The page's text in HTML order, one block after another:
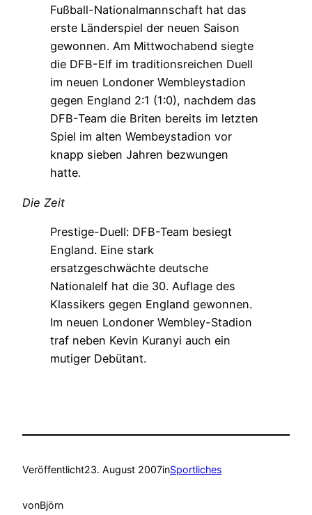
Fußball-Nationalmannschaft hat das
erste Länderspiel der neuen Saison
gewonnen. Am Mittwochabend siegte
die DFB-Elf im traditionsreichen Duell
im neuen Londoner Wembleystadion
gegen England 2:1 (1:0), nachdem das
DFB-Team die Briten bereits im letzten
Spiel im alten Wembeystadion vor
knapp sieben Jahren bezwungen
hatte.
Die Zeit
Prestige-Duell: DFB-Team besiegt
England. Eine stark
ersatzgeschwächte deutsche
Nationalelf hat die 30. Auflage des
Klassikers gegen England gewonnen.
Im neuen Londoner Wembley-Stadion
traf neben Kevin Kuranyi auch ein
mutiger Debütant.
Veröffentlicht23. August 2007inSportliches
vonBjörn